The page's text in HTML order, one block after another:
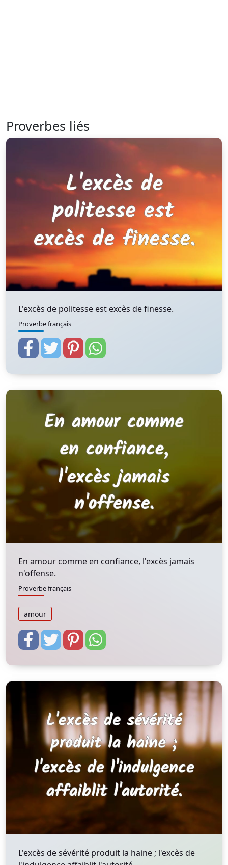
Proverbes liés
L'excès de politesse est excès de finesse.
Proverbe français
En amour comme en confiance, l'excès jamais
n'offense.
Proverbe français
amour
L'excès de sévérité produit la haine ; l'excès de